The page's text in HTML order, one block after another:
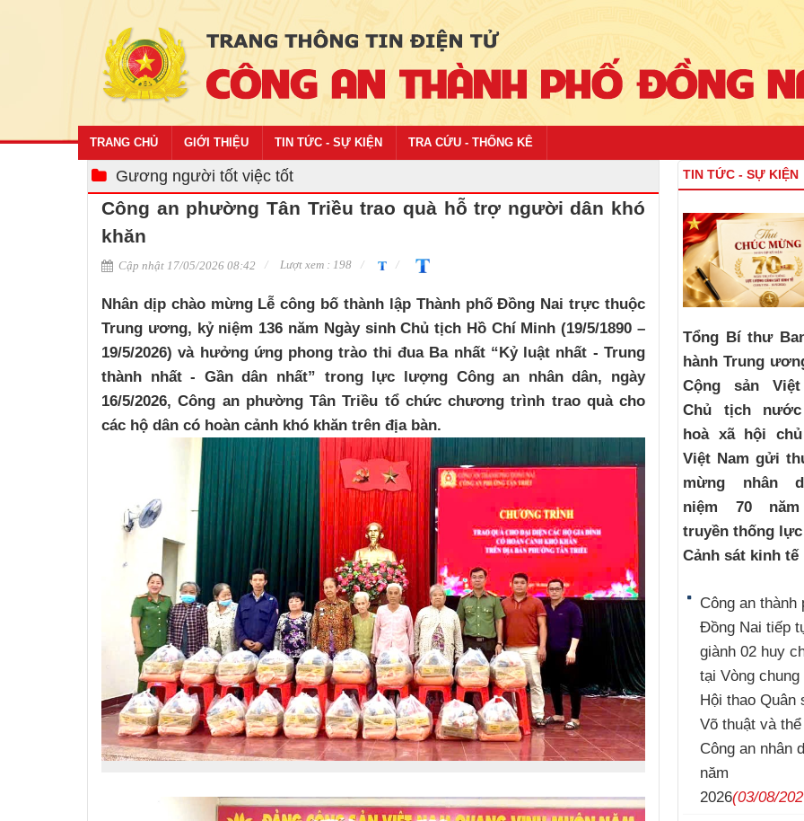
TRANG CHỦ GIỚI THIỆU TIN TỨC - SỰ KIỆN TRA CỨU - THỐNG KÊ
Gương người tốt việc tốt
Công an phường Tân Triều trao quà hỗ trợ người dân khó
khăn
Cập nhật 17/05/2026 08:42 Lượt xem : 198
Nhân dịp chào mừng Lễ công bố thành lập Thành phố Đồng Nai trực thuộc
Trung ương, kỷ niệm 136 năm Ngày sinh Chủ tịch Hồ Chí Minh (19/5/1890 –
19/5/2026) và hưởng ứng phong trào thi đua Ba nhất “Kỷ luật nhất - Trung
thành nhất - Gần dân nhất” trong lực lượng Công an nhân dân, ngày
16/5/2026, Công an phường Tân Triều tổ chức chương trình trao quà cho
các hộ dân có hoàn cảnh khó khăn trên địa bàn.
TIN TỨC - SỰ KIỆN
Tổng Bí thư
hành Trung
Cộng sản
Chủ tịch nước
hoà xã hội
Việt Nam gửi
mừng nhân
niệm 70
truyền thống
Cảnh sát kinh tế
Công an thành
Đồng Nai tiếp
giành 02 huy
tại Vòng chung
Hội thao Quân
Võ thuật và
Công an nhân
năm
2026(03/08/